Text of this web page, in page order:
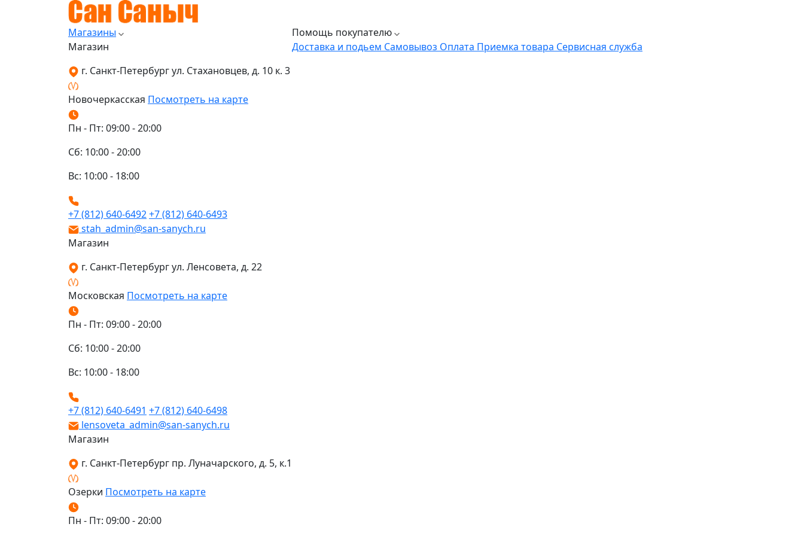
Магазины
Магазин
г. Санкт-Петербург ул. Стахановцев, д. 10 к. 3
Новочеркасская Посмотреть на карте
Пн - Пт: 09:00 - 20:00
Сб: 10:00 - 20:00
Вс: 10:00 - 18:00
+7 (812) 640-6492+7 (812) 640-6493
stah_admin@san-sanych.ru
Магазин
г. Санкт-Петербург ул. Ленсовета, д. 22
Московская Посмотреть на карте
Пн - Пт: 09:00 - 20:00
Сб: 10:00 - 20:00
Вс: 10:00 - 18:00
+7 (812) 640-6491 +7 (812) 640-6498
lensoveta_admin@san-sanych.ru
Магазин
г. Санкт-Петербург пр. Луначарского, д. 5, к.1
Озерки Посмотреть на карте
Пн - Пт: 09:00 - 20:00
Помощь покупателю
Доставка и подьем Самовывоз Оплата Приемка товара Сервисная служба